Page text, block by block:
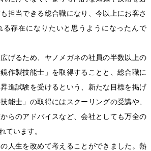
担当できる総合職になり、今以上にお客さ
る存在になりたいと思うようになったんで
げるため、ヤノメガネの社員の半数以上の
作製技能士」を取得することと、総合職に
進試験を受けるという、新たな目標を掲げ
能士」の取得にはスクーリングの受講や、
らのアドバイスなど、会社としても万全の
ています。
の人生を改めて考えることができました。熱